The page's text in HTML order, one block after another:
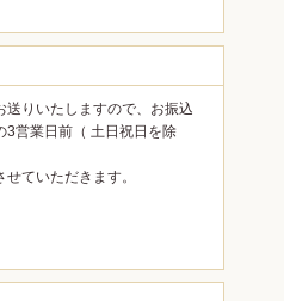
送りいたしますので、お振込
3営業日前（ 土日祝日を除
ていただきます。